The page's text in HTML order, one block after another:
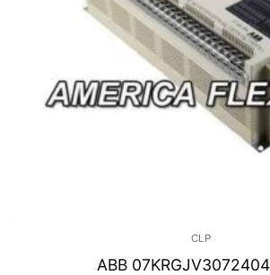
CLP
ABB